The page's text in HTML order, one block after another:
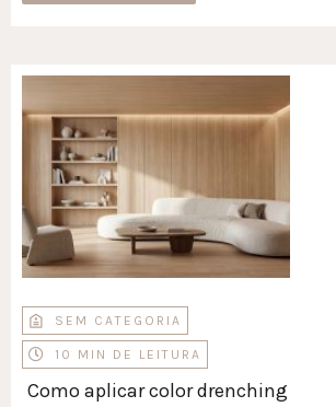
SEM CATEGORIA
10 MIN DE LEITURA
Como aplicar color drenching